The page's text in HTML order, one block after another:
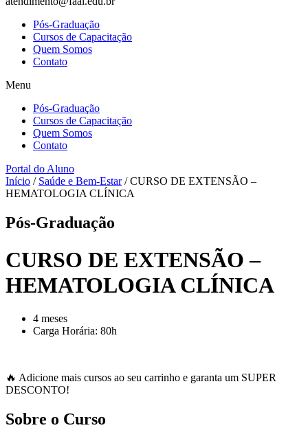
Pós-Graduação
Cursos de Capacitação
Quem Somos
Contato
Menu
Pós-Graduação
Cursos de Capacitação
Quem Somos
Contato
Portal do Aluno
Início / Saúde e Bem-Estar/ CURSO DE EXTENSÃO –
HEMATOLOGIA CLÍNICA
Pós-Graduação
CURSO DE EXTENSÃO –
HEMATOLOGIA CLÍNICA
4 meses
Carga Horária: 80h
🔥 Adicione mais cursos ao seu carrinho e garanta um SUPER
DESCONTO!
Sobre o Curso